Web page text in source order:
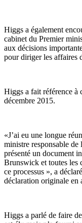
Higgs a également
cabinet du Premier
aux décisions
pour diriger les affaires
Higgs a fait référence à
décembre 2015.
«J’ai eu une longue
ministre responsable de
présenté un document
Brunswick et toutes les
ce processus », a
déclaration originale en
Higgs a parlé de faire